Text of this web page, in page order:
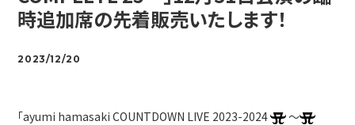
時追加席の先着販売いたします！
2023/12/20
「ayumi hamasaki COUNTDOWN LIVE 2023-2024
～